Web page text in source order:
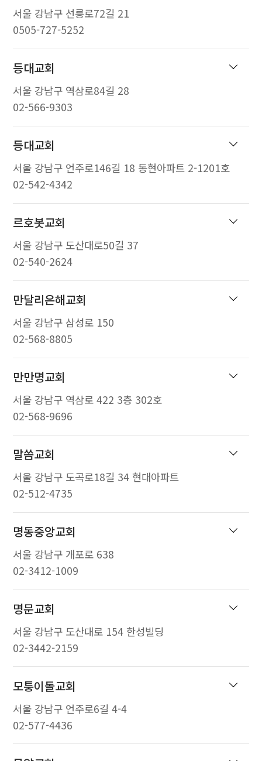
서울 강남구 선릉로72길 21
0505-727-5252
등대교회
서울 강남구 역삼로84길 28
02-566-9303
등대교회
서울 강남구 언주로146길 18 동현아파트 2-1201호
02-542-4342
르호봇교회
서울 강남구 도산대로50길 37
02-540-2624
만달리은해교회
서울 강남구 삼성로 150
02-568-8805
만만명교회
서울 강남구 역삼로 422 3층 302호
02-568-9696
말씀교회
서울 강남구 도곡로18길 34 현대아파트
02-512-4735
명동중앙교회
서울 강남구 개포로 638
02-3412-1009
명문교회
서울 강남구 도산대로 154 한성빌딩
02-3442-2159
모퉁이돌교회
서울 강남구 언주로6길 4-4
02-577-4436